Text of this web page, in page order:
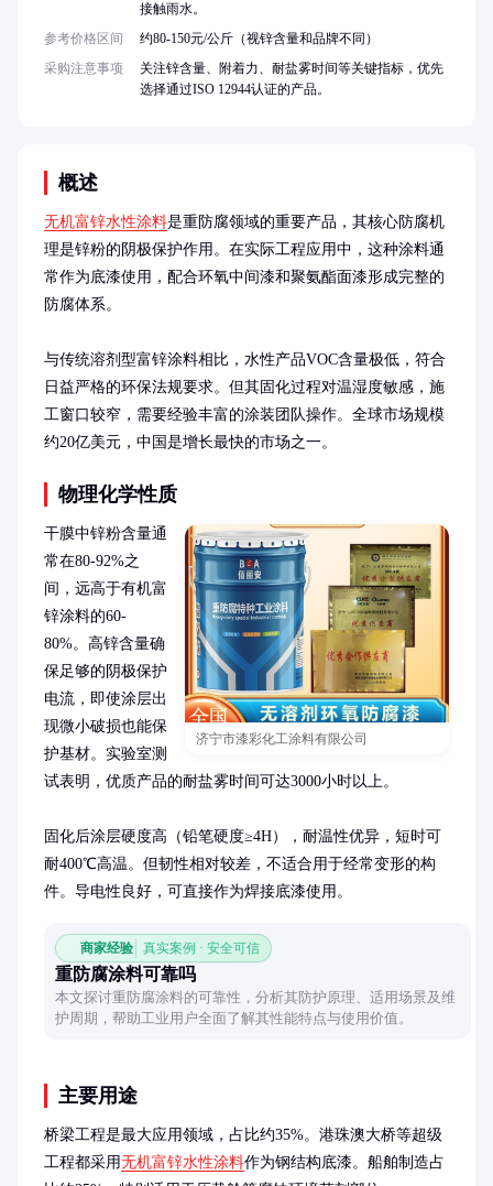
概述
无机富锌水性涂料是重防腐领域的重要产品，其核心防腐机
理是锌粉的阴极保护作用。在实际工程应用中，这种涂料通
常作为底漆使用，配合环氧中间漆和聚氨酯面漆形成完整的
防腐体系。
与传统溶剂型富锌涂料相比，水性产品VOC含量极低，符合
日益严格的环保法规要求。但其固化过程对温湿度敏感，施
工窗口较窄，需要经验丰富的涂装团队操作。全球市场规模
约20亿美元，中国是增长最快的市场之一。
物理化学性质
济宁市漆彩化工涂料有限公司
干膜中锌粉含量通
常在80-92%之
间，远高于有机富
锌涂料的60-
80%。高锌含量确
保足够的阴极保护
电流，即使涂层出
现微小破损也能保
护基材。实验室测
试表明，优质产品的耐盐雾时间可达3000小时以上。
固化后涂层硬度高（铅笔硬度≥4H），耐温性优异，短时可
耐400℃高温。但韧性相对较差，不适合用于经常变形的构
件。导电性良好，可直接作为焊接底漆使用。
商家经验 真实案例 · 安全可信
重防腐涂料可靠吗
本文探讨重防腐涂料的可靠性，分析其防护原理、适用场景及维
护周期，帮助工业用户全面了解其性能特点与使用价值。
主要用途
桥梁工程是最大应用领域，占比约35%。港珠澳大桥等超级
工程都采用无机富锌水性涂料作为钢结构底漆。船舶制造占
接触雨水。
参考价格区间
约80-150元/公斤（视锌含量和品牌不同）
采购注意事项
关注锌含量、附着力、耐盐雾时间等关键指标，优先
选择通过ISO 12944认证的产品。